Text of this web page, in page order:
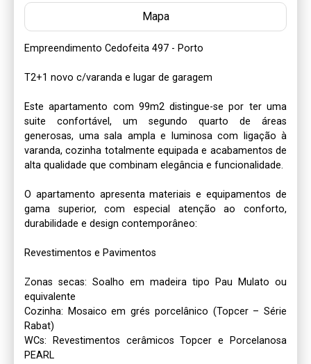
Mapa
Empreendimento Cedofeita 497 - Porto
T2+1 novo c/varanda e lugar de garagem
Este apartamento com 99m2 distingue-se por ter uma
suite confortável, um segundo quarto de áreas
generosas, uma sala ampla e luminosa com ligação à
varanda, cozinha totalmente equipada e acabamentos de
alta qualidade que combinam elegância e funcionalidade.
O apartamento apresenta materiais e equipamentos de
gama superior, com especial atenção ao conforto,
durabilidade e design contemporâneo:
Revestimentos e Pavimentos
Zonas secas: Soalho em madeira tipo Pau Mulato ou
equivalente
Cozinha: Mosaico em grés porcelânico (Topcer – Série
Rabat)
WCs: Revestimentos cerâmicos Topcer e Porcelanosa
PEARL